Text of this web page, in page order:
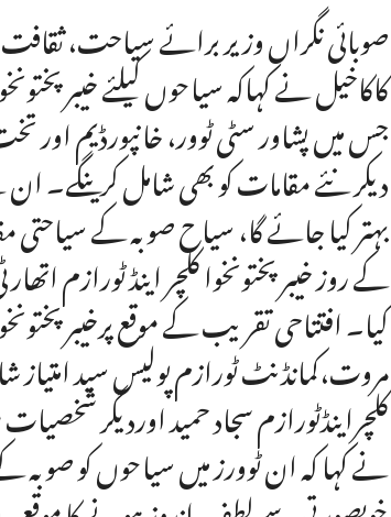
صوبائی نگراں وزیر برائے سیاحت،
کاکاخیل نے کہاکہ سیاحوں کیلئے
جس میں پشاور سٹی ٹوور، خانپورڈیم اور
دیکر نئے مقامات کو بھی شامل کرینگے۔
بہتر کیا جائے گا، سیاح صوبہ کے
کے روز خیبرپختونخوا کلچر اینڈ ٹورازم
کیا۔ افتتاحی تقریب کے موقع
مروت،کمانڈنٹ ٹورازم پولیس سید امتیاز
کلچراینڈٹورازم سجاد حمید اوردیگر
نے کہا کہ ان ٹوورز میں سیاحوں کو